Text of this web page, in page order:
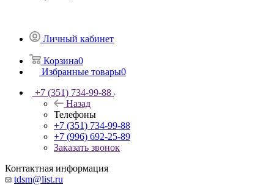
Личный кабинет
Корзина0
Избранные товары0
+7 (351) 734-99-88
Назад
Телефоны
+7 (351) 734-99-88
+7 (996) 692-25-89
Заказать звонок
Контактная информация
tdsm@list.ru